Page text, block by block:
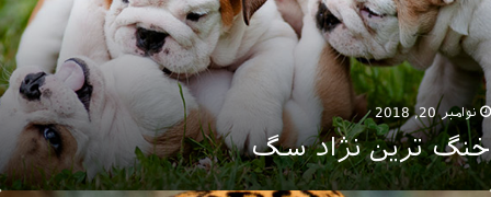
نوامبر 20, 2018
خنگ ترین نژاد سگ